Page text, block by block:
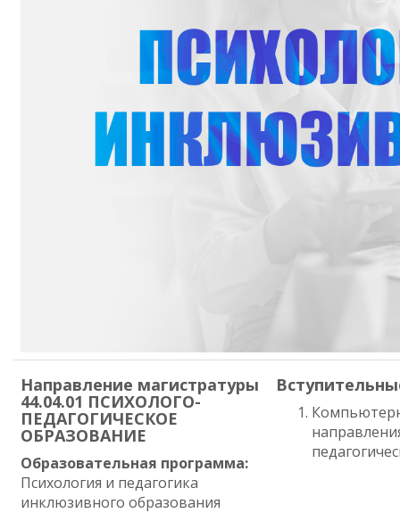
Направление магистратуры
44.04.01 ПСИХОЛОГО-
ПЕДАГОГИЧЕСКОЕ
ОБРАЗОВАНИЕ
Образовательная программа:
Психология и педагогика
инклюзивного образования